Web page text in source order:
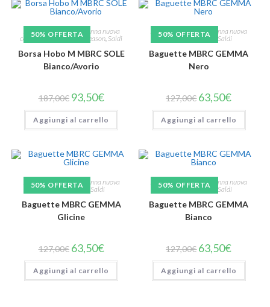
50% OFFERTA
Borse a Spalla,Borse donna nuova
collezione,MBRC, Mid Season Saldi
Borsa Hobo M MBRC SOLE
Bianco/Avorio
187,00€ 93,50€
Aggiungi al carrello
50% OFFERTA
Borse a Spalla,Borse donna nuova
collezione,MBRC Saldi
Baguette MBRC GEMMA
Nero
127,00€ 63,50€
Aggiungi al carrello
50% OFFERTA
Borse a Spalla,Borse donna nuova
collezione,MBRC Saldi
Baguette MBRC GEMMA
Glicine
127,00€ 63,50€
Aggiungi al carrello
50% OFFERTA
Borse a Spalla,Borse donna nuova
collezione,MBRC Saldi
Baguette MBRC GEMMA
Bianco
127,00€ 63,50€
Aggiungi al carrello